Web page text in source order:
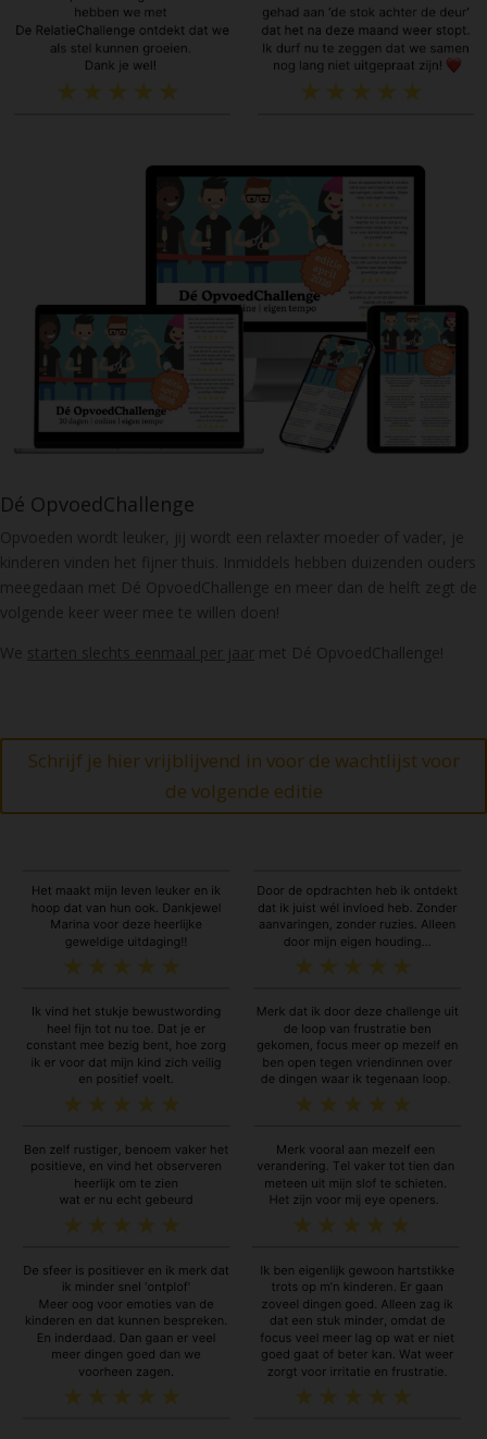
Dé OpvoedChallenge
Opvoeden wordt leuker, jij wordt een relaxter moeder of vader, je
kinderen vinden het fijner thuis. Inmiddels hebben duizenden ouders
meegedaan met Dé OpvoedChallenge en meer dan de helft zegt de
volgende keer weer mee te willen doen!
We starten slechts eenmaal per jaar met Dé OpvoedChallenge!
Schrijf je hier vrijblijvend in voor de wachtlijst voor
de volgende editie